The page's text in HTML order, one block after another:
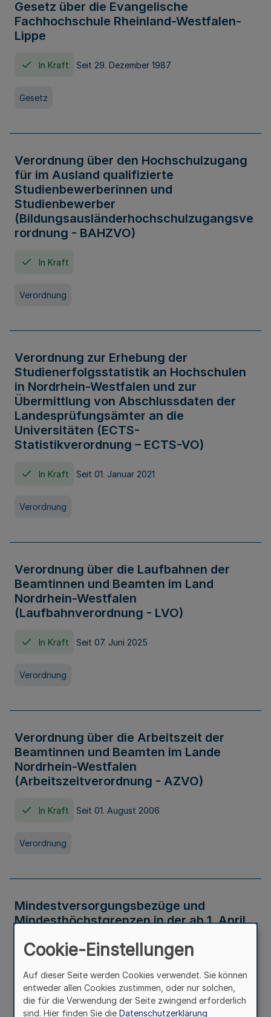
Gesetz über die Evangelische
Fachhochschule Rheinland-Westfalen-
Lippe
In Kraft Seit 29. Dezember 1987
Gesetz
Verordnung über den Hochschulzugang
für im Ausland qualifizierte
Studienbewerberinnen und
Studienbewerber
(Bildungsausländerhochschulzugangsve
rordnung - BAHZVO)
In Kraft
Verordnung
Verordnung zur Erhebung der
Studienerfolgsstatistik an Hochschulen
in Nordrhein-Westfalen und zur
Übermittlung von Abschlussdaten der
Landesprüfungsämter an die
Universitäten (ECTS-
Statistikverordnung – ECTS-VO)
In Kraft Seit 01. Januar 2021
Verordnung
Verordnung über die Laufbahnen der
Beamtinnen und Beamten im Land
Nordrhein-Westfalen
(Laufbahnverordnung - LVO)
In Kraft Seit 07. Juni 2025
Verordnung
Verordnung über die Arbeitszeit der
Beamtinnen und Beamten im Lande
Nordrhein-Westfalen
(Arbeitszeitverordnung - AZVO)
In Kraft Seit 01. August 2006
Verordnung
Mindestversorgungsbezüge und
Mindesthöchstgrenzen in der ab 1. April
Verwaltungsvorschrift
Cookie-Einstellungen
Auf dieser Seite werden Cookies verwendet. Sie können
entweder allen Cookies zustimmen, oder nur solchen,
die für die Verwendung der Seite zwingend erforderlich
sind. Hier finden Sie die Datenschutzerklärung